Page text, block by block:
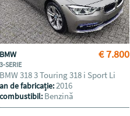
€ 7.800
BMW
3-SERIE
BMW 318 3 Touring 318 i Sport Li
an de fabricație:2016
combustibil: Benzină